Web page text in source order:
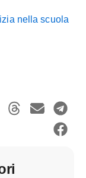
nella scuola